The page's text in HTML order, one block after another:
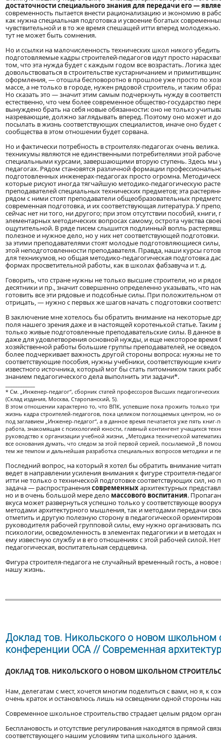
достаточности специального знания для передачи его —
современность пытается внести рационализацию и экономию в
как нужна специальная подготовка и усвоение богатых
чувствительной и в то же время спешащей итти вперед
тут не может быть сомнения.
Но и ссылки на малочисленность технических школ никого
подготовляемые кадры строителей-педагогов идут просто
том, что эта нужда будет с каждым годом все возрастать. Логика
довольствоваться в строительстве кустарничанием и
оформления, — отошла бесповоротно в прошлое уже просто по
массе, а не только в городе, нужен рядовой строитель, и таким
Но сказать это — значит этим самым подчеркнуть нужду в
естественно, что чем более современное общество-государство
вынуждено брать на себя новые обязанности: оно не только
назревающие, должно заглядывать вперед. Поэтому оно может и
посылать в жизнь соответствующих специалистов, иначе оно
сообщества в этом отношении будет сорвана.
Но и фактически потребность в строителях-педагогах очень
техникумы являются не единственными потребителями этой
специальными курсами, завершающими вторую ступень. Здесь мы
педагогах. Рядом становятся различной формации
подготовленных инженерах-педагогах просто огромна.
которые рисуют иногда тягчайшую методико-педагогическую
преподавателей специальных технических предметов; эта
рядом с ними стоят преподаватели общеобразовательных
современная подготовка, и их соответствующая литература. У
сейчас нет ни того, ни другого; при этом отсутствии пособий,
элементарных методических вопросах самому, острота чувства
ощутительной. В ряде писем слышится подлинный вопль
полезное и нужное дело, но у них нет соответствующей
за этими преподавателями стоят молодые подготовляющиеся силы,
этой неподготовленности преподавателя. Правда, наши курсы
для техникумов, но общая методико-педагогическая подготовка
формах просветительной работы, как в школах фабзавуча и т. д.
Говорить, что стране нужны не только высшие строители, но и
десятники и пр., значит совершенно определенно указывать, что
готовить все эти рядовые и подсобные силы. При положительном
отрицать, — нужно с первых же шагов начать с подготовки
В заключение мне хотелось бы обратить внимание на некоторые
поля нашего зрения даже и в настоящей коротенькой статье.
только живые подготовленные преподавательские силы. В данное
даже для удовлетворения основной нужды, и еще некоторое время
хозяйственной работы большие группы преподавателей, не
более подчеркивает важность другой стороны вопроса: нужны не
соответствующие пособия, нужны учебники, соответствующие
известного источника, который мог бы стать питомником таких
знанием педагогического дела выполнить эти задачи*.
* См. „Инженер-педагог“, сборник статей профессоров Высших
(Склад издания, Москва, Старопанский, 5).
В этом отношении характерно то, что ВПК, успевшие пока прожить только
жизнь кадра строителей-педагогов, пока целиком поглощаемых центром,
под заглавием „Инженер-педагог“, а в данное время печатается уже пять
работа, знакомящая с психологией юности, главный контингент учащихся
руководство к организации учебной жизни, „Методика технической
все основания думать, что следом за этой первой серией, посылаемой „В
тем же темпом и дальнейшая разработка специальных вопросов методики и
Последний вопрос, на который я хотел бы обратить внимание
ведет в направлении усиления внимания к фигуре строителя-
итти не только о технической подготовке соответствующих сил,
задача — распространениясовременныхархитектурных
но и в очень большой мере дело массового воспитания.
вкуса может развернуться успешно только у соответствующе
методами архитектурного мышления, так и методами передачи
отметить и другую полезную сторону в педагогической
руководителя рабочей групповой силы, ему нужно организовать
психологии, осведомленность в элементах педагогики и в
ему известную службу и в его отношениях с этой рабочей силой.
педагогическая, воспитательная сердцевина.
Фигура строителя-педагога не случайный временный гость, а
нашу жизнь.
Доклад тов. Никольского о новом школьном
конференции ОСА // Современная
ДОКЛАД ТОВ. НИКОЛЬСКОГО О НОВОМ ШКОЛЬНОМ
Нам, делегатам с мест, хочется многим поделиться с вами, но я,
очень краток и остановлюсь лишь на освещении одной стороны
Современное школьное строительство страдает целым рядом
Бесплановость и отсутствие регулирования находятся в прямой
соответствующего нашим условиям типа школьного здания.